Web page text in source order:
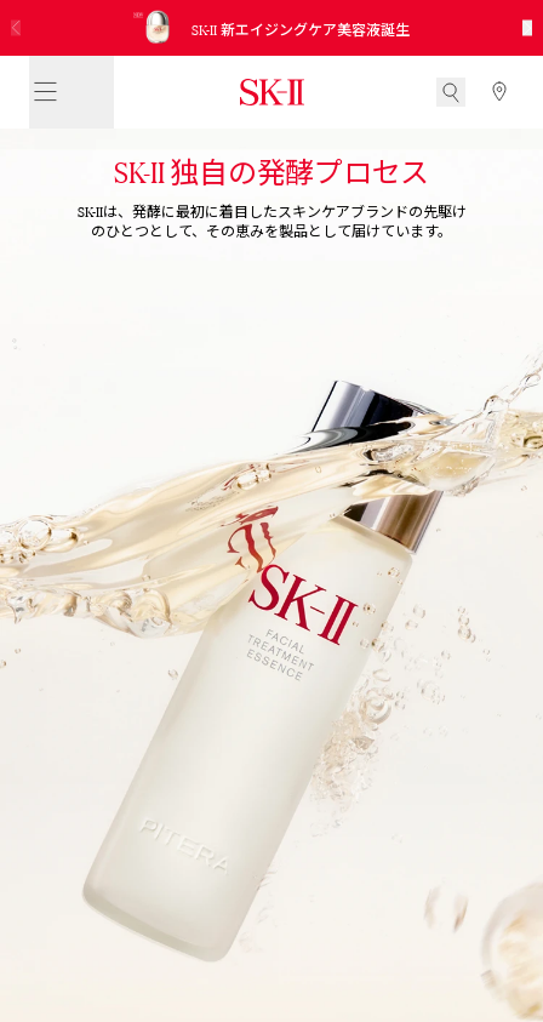
SK-II新エイジングケア美容液誕生
2026 新発売 CC プライマーミントグリーン
サンプル引き換えクーポンを入手
15分でご自身の肌年齢と美肌ゾーンを測定し、
未来に向けての適切なお手入れをアドバイス
SK-II No.1 エイジングケアクリームさらに進化
ピテラ™ ベスト コレクション
トライアル キット
SK-II日本公式インスタグラムアカウント開設！
役立つ情報を見逃さないために、今すぐフォロー
SK-II独自の発酵プロセス
SK-IIは、発酵に最初に着目したスキンケアブランドの先駆け
のひとつとして、 その恵みを製品として届けています。